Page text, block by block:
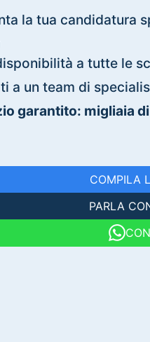
la tua candidatura
a tutte le
a un team di
garantito: migliaia
COMPILA
PARLA